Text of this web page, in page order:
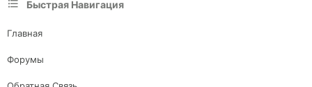
Быстрая Навигация
Главная
Форумы